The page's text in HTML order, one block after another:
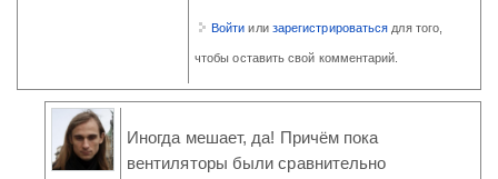
Войти или зарегистрироваться для того,
чтобы оставить свой комментарий.
Иногда мешает, да! Причём пока
вентиляторы были сравнительно